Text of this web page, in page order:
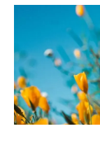
Contatti
German
English
Spanish
rassegna stampa